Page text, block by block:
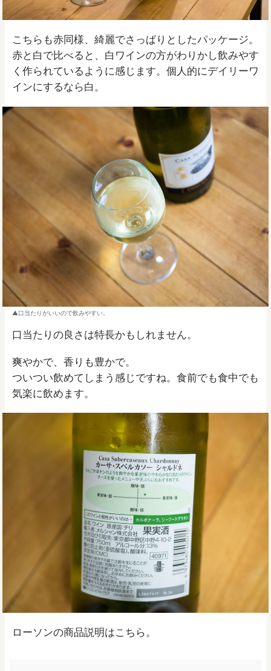
こちらも赤同様、綺麗でさっぱりとしたパッケージ。
赤と白で比べると、白ワインの方がわりかし飲みやす
く作られているように感じます。個人的にデイリーワ
インにするなら白。
口当たりがいいので飲みやすい。
口当たりの良さは特長かもしれません。
爽やかで、香りも豊かで。
ついつい飲めてしまう感じですね。食前でも食中でも
気楽に飲めます。
ローソンの商品説明はこちら。